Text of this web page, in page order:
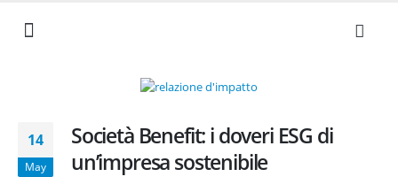
14
May
Società Benefit: i doveri ESG di
un’impresa sostenibile